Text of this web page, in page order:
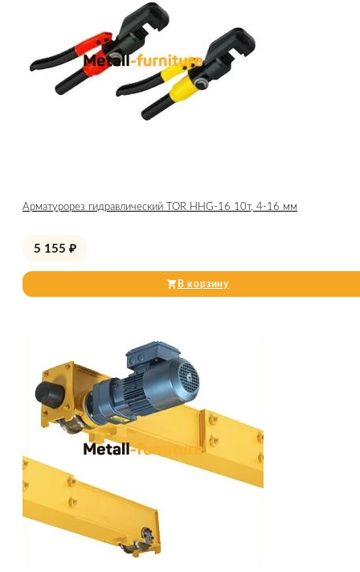
Арматурорез гидравлический TOR HHG-16 10т, 4-16 мм
5 155 ₽
В корзину